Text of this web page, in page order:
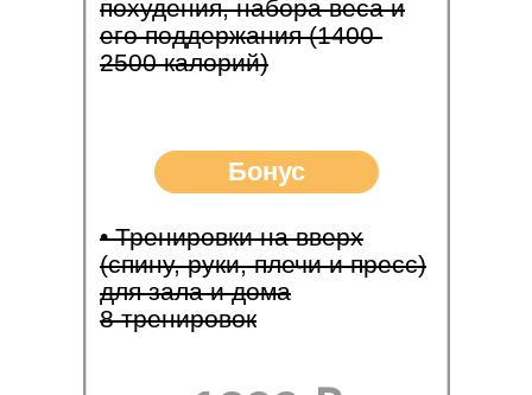
Бонус
• Тренировки на вверх
(спину, руки, плечи и пресс)
для зала и дома
8 тренировок
похудения, набора веса и
его поддержания (1400-
2500 калорий)